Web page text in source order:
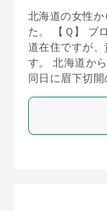
北海道の女性
た。 【Ｑ】 ブ
道在住ですが、
す。 北海道か
同日に眉下切